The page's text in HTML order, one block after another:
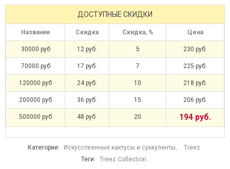
ДОСТУПНЫЕ СКИДКИ
Название Скидка Скидка, % Цена
30000 руб 12 руб. 5 230 руб.
70000 руб 17 руб. 7 225 руб.
120000 руб 24 руб. 10 218 руб.
200000 руб 36 руб. 15 206 руб.
500000 руб 48 руб. 20 194 руб.
Категории: Искусственные кактусы и суккуленты,
Treez
Теги:
Treez Collection